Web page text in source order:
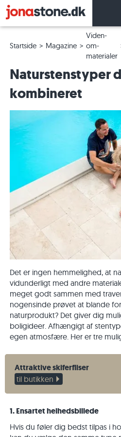
Startside Magazine
Viden-
om-
materialer
Naturstenstyper
kombineret
Det er ingen hemmelighed, at
vidunderligt med andre
meget godt sammen med
nogensinde prøvet at blande
naturprodukt? Det giver dig
boligideer. Afhængigt af
egen atmosfære. Her er tre
Attraktive skiferfliser
til butikken
1. Ensartet helhedsbillede
Hvis du føler dig bedst tilpas i